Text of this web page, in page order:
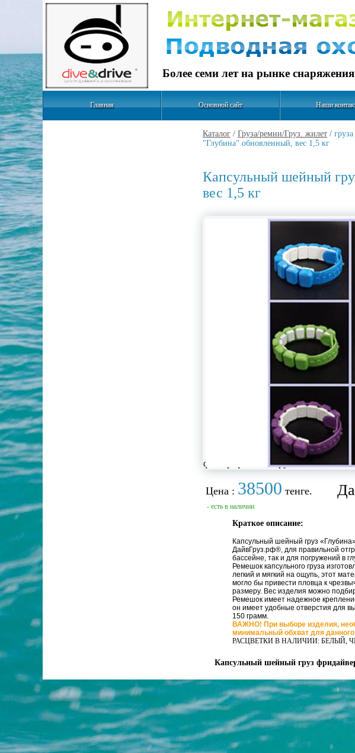
Более семи лет на рынке
Главная Основной сайт Наши
Каталог / Груза/ремни/Груз. жилет /
"Глубина" обновленный, вес 1,5 кг
Капсульный шейный
вес 1,5 кг
фотографии не загружены.
Краткое описание:
Капсульный шейный груз
ДайвГруз.рф®, для правильной
бассейне, так и для погружений в
Ремешок капсульного груза
легкий и мягкий на ощупь, этот
могло бы привести пловца к
размеру. Вес изделия можно
Ремешок имеет надежное
он имеет удобные отверстия для
150 грамм.
ВАЖНО! При выборе изделия,
минимальный обхват для
РАСЦВЕТКИ В НАЛИЧИИ: БЕЛЫЙ,
Цена : 38500 тенге.
- есть в наличии
Капсульный шейный груз